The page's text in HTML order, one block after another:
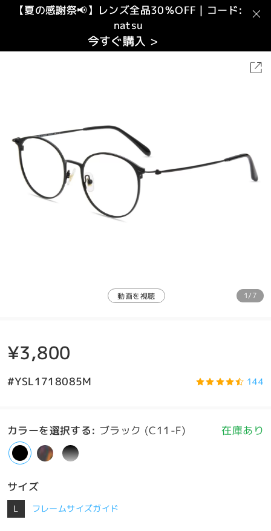
【夏の感謝祭📢】レンズ全品30％OFF｜コード:
natsu
今すぐ購入 >
動画を視聴 1/7
¥3,800
#YSL1718085M 144
カラーを選択する: ブラック (C11-F) 在庫あり
サイズ
L フレームサイズガイド